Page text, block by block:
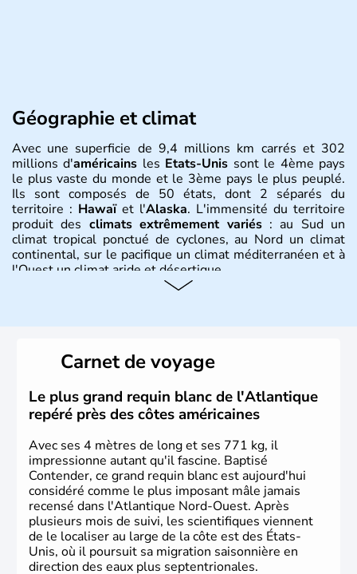
Géographie et climat
Avec une superficie de 9,4 millions km carrés et 302
millions d'américains les Etats-Unis sont le 4ème pays
le plus vaste du monde et le 3ème pays le plus peuplé.
Ils sont composés de 50 états, dont 2 séparés du
territoire : Hawaïet l'Alaska. L'immensité du territoire
produit des climats extrêmement variés: au Sud un
climat tropical ponctué de cyclones, au Nord un climat
continental, sur le pacifique un climat méditerranéen et à
l'Ouest un climat aride et désertique.
Plusieurs populations se sont succédées avant l'arrivée
des européens, suite à la découverte du continent par
Christophe Colomb en 1492. Les 13 colonies
britanniques proclament la Déclaration d'indépendance
en 1776 et adoptent leur première constitution en 1787.
La conquête de l'Ouest marque ensuite l'entrée dans une
phase de développement intense.
Carnet de voyage
Le plus grand requin blanc de l'Atlantique
repéré près des côtes américaines
Avec ses 4 mètres de long et ses 771 kg, il
impressionne autant qu'il fascine. Baptisé
Contender, ce grand requin blanc est aujourd'hui
considéré comme le plus imposant mâle jamais
recensé dans l'Atlantique Nord-Ouest. Après
plusieurs mois de suivi, les scientifiques viennent
de le localiser au large de la côte est des États-
Unis, où il poursuit sa migration saisonnière en
direction des eaux plus septentrionales.